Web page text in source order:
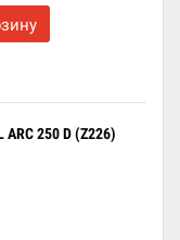
250 D (Z226)